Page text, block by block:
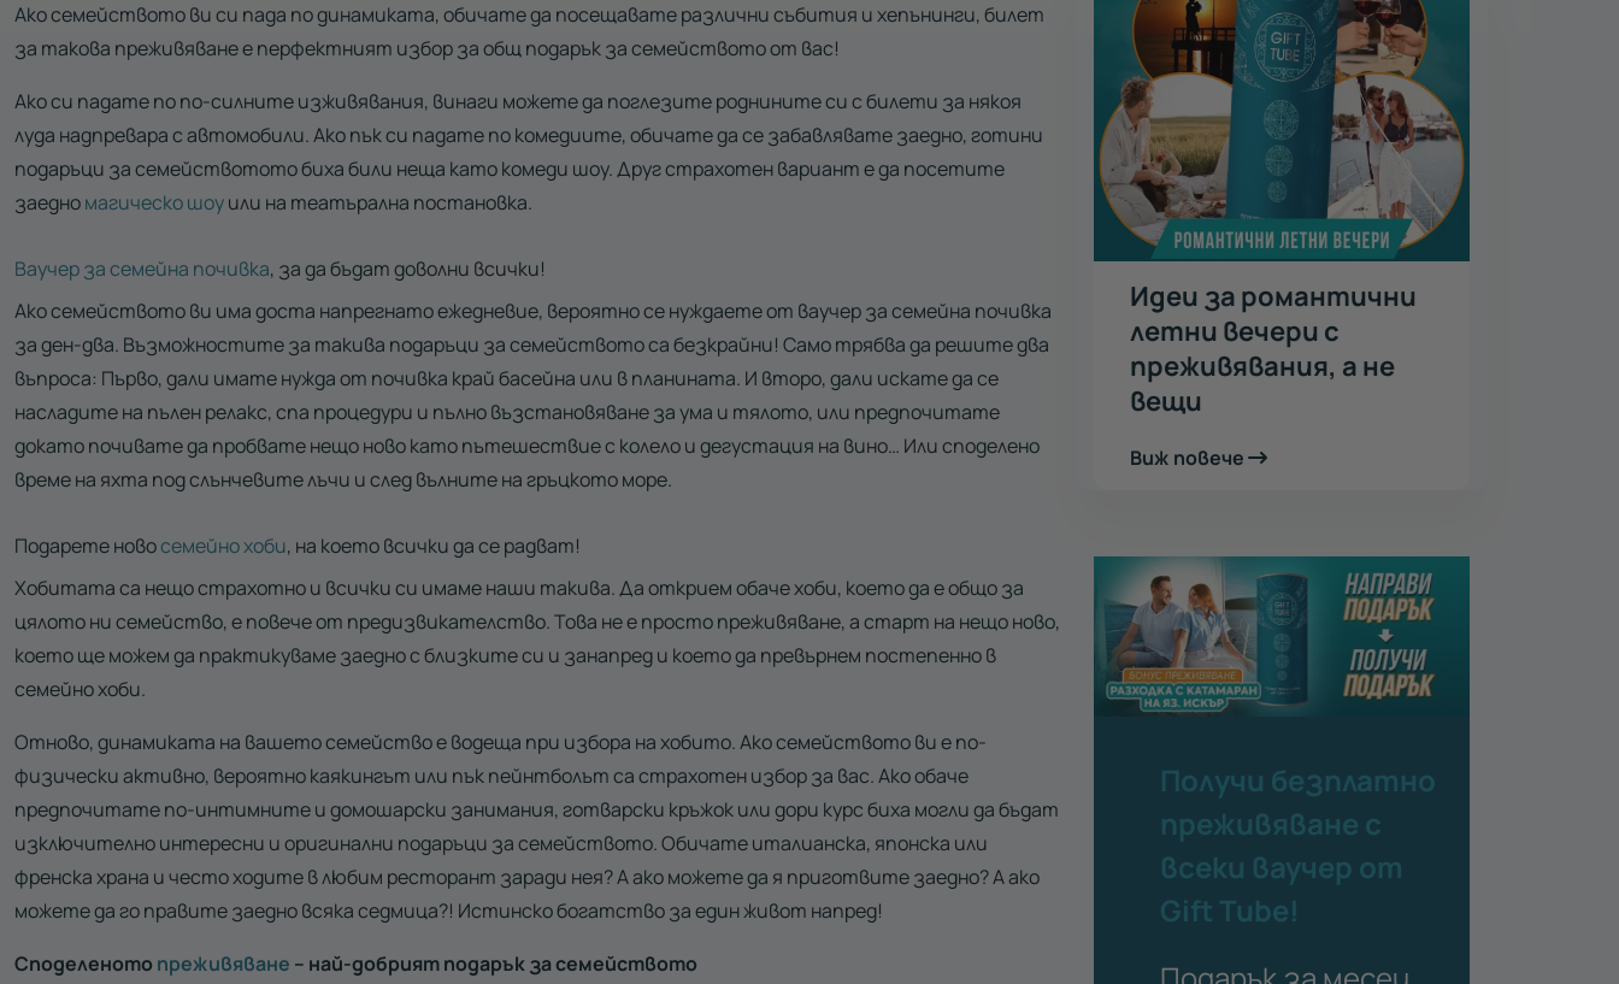
Ако семейството ви си пада по динамиката, обичате да посещавате различни събития и хепънинги, билет
за такова преживяване е перфектният избор за общ подарък за семейството от вас!
Ако си падате по по-силните изживявания, винаги можете да поглезите роднините си с билети за някоя
луда надпревара с автомобили. Ако пък си падате по комедиите, обичате да се забавлявате заедно, готини
подаръци за семействотото биха били неща като комеди шоу. Друг страхотен вариант е да посетите
заедномагическо шоуили на театърална постановка.
Ваучер за семейна почивка, за да бъдат доволни всички!
Ако семейството ви има доста напрегнато ежедневие, вероятно се нуждаете от ваучер за семейна почивка
за ден-два. Възможностите за такива подаръци за семейството са безкрайни! Само трябва да решите два
въпроса: Първо, дали имате нужда от почивка край басейна или в планината. И второ, дали искате да се
насладите на пълен релакс, спа процедури и пълно възстановяване за ума и тялото, или предпочитате
докато почивате да пробвате нещо ново като пътешествие с колело и дегустация на вино… Или споделено
време на яхта под слънчевите лъчи и след вълните на гръцкото море.
Подарете новосемейно хоби, на което всички да се радват!
Хобитата са нещо страхотно и всички си имаме наши такива. Да открием обаче хоби, което да е общо за
цялото ни семейство, е повече от предизвикателство. Това не е просто преживяване, а старт на нещо ново,
което ще можем да практикуваме заедно с близките си и занапред и което да превърнем постепенно в
семейно хоби.
Отново, динамиката на вашето семейство е водеща при избора на хобито. Ако семейството ви е по-
физически активно, вероятно каякингът или пък пейнтболът са страхотен избор за вас. Ако обаче
предпочитате по-интимните и домошарски занимания, готварски кръжок или дори курс биха могли да бъдат
изключително интересни и оригинални подаръци за семейството. Обичате италианска, японска или
френска храна и често ходите в любим ресторант заради нея? А ако можете да я приготвите заедно? А ако
можете да го правите заедно всяка седмица?! Истинско богатство за един живот напред!
Споделеното преживяване – най-добрият подарък за семейството
Идеи за романтични
летни вечери с
преживявания, а не
вещи
Виж повече
Получи безплатно
преживяване с
всеки ваучер от
Gift Tube!